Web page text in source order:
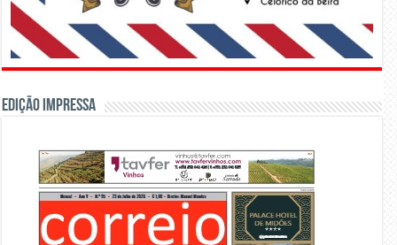
Edição Impressa